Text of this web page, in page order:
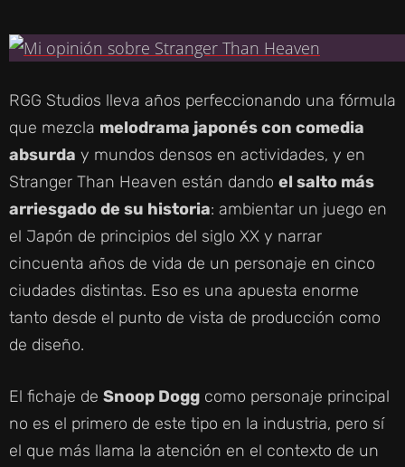
RGG Studios lleva años perfeccionando una fórmula
que mezcla melodrama japonés con comedia
absurda y mundos densos en actividades, y en
Stranger Than Heaven están dando el salto más
arriesgado de su historia: ambientar un juego en
el Japón de principios del siglo XX y narrar
cincuenta años de vida de un personaje en cinco
ciudades distintas. Eso es una apuesta enorme
tanto desde el punto de vista de producción como
de diseño.
El fichaje de Snoop Dogg como personaje principal
no es el primero de este tipo en la industria, pero sí
el que más llama la atención en el contexto de un